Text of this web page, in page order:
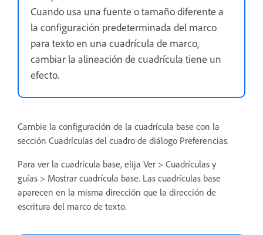
Cuando usa una fuente o tamaño diferente a
la configuración predeterminada del marco
para texto en una cuadrícula de marco,
cambiar la alineación de cuadrícula tiene un
efecto.
Cambie la configuración de la cuadrícula base con la
sección Cuadrículas del cuadro de diálogo Preferencias.
Para ver la cuadrícula base, elija Ver > Cuadrículas y
guías > Mostrar cuadrícula base. Las cuadrículas base
aparecen en la misma dirección que la dirección de
escritura del marco de texto.